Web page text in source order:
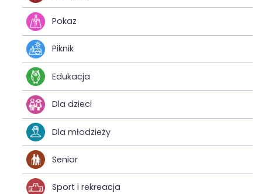
Pokaz
Piknik
Edukacja
Dla dzieci
Dla młodzieży
Senior
Sport i rekreacja